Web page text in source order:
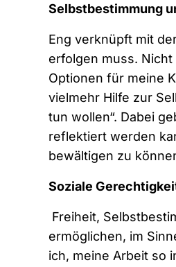
Selbstbestimmung
Eng verknüpft mit
erfolgen muss.
Optionen für meine
vielmehr Hilfe zur
tun wollen“. Dabei
reflektiert werden
bewältigen zu
Soziale
Freiheit,
ermöglichen, im
ich, meine Arbeit so